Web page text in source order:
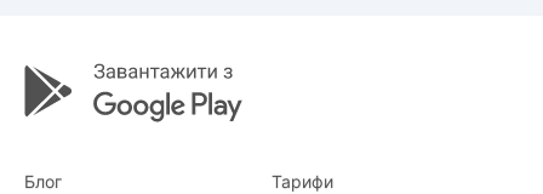
Блог Тарифи